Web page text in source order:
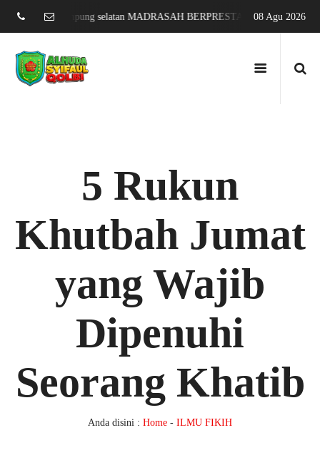
agung lampung selatan MADRASAH BERPRESTASI DAN MENDUNIA
08 Agu 2026
5 Rukun
Khutbah Jumat
yang Wajib
Dipenuhi
Seorang Khatib
Anda disini : Home - ILMU FIKIH